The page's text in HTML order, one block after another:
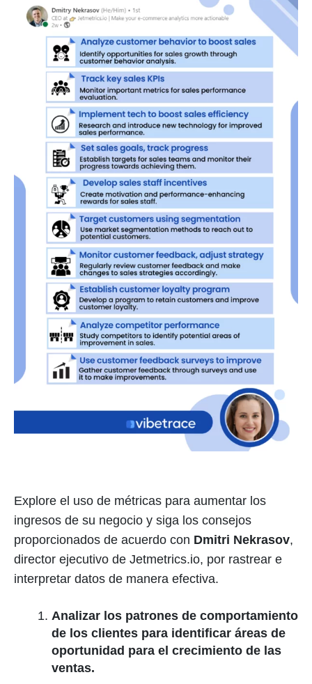
Explore el uso de métricas para aumentar los
ingresos de su negocio y siga los consejos
proporcionados de acuerdo con Dmitri Nekrasov,
director ejecutivo de Jetmetrics.io, por rastrear e
interpretar datos de manera efectiva.
Analizar los patrones de comportamiento
de los clientes para identificar áreas de
oportunidad para el crecimiento de las
ventas.